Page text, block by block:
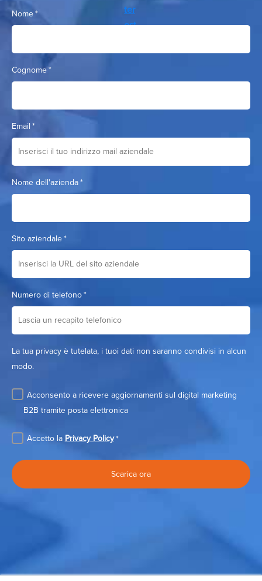
Nome*
Cognome*
Email *
Nome dell'azienda*
Sito aziendale*
Numero di telefono*
La tua privacy è tutelata, i tuoi dati non saranno condivisi in alcun
modo.
Acconsento a ricevere aggiornamenti sul digital marketing
B2B tramite posta elettronica
Accetto la Privacy Policy *